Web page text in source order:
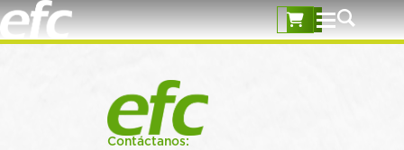
Contáctanos: